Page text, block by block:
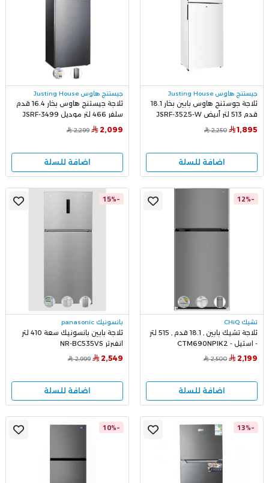
جيستنج هاوس Justing House
ثلاجة جوستنج هاوس بابين بخار 18.1
قدم 513 لتر أبيض JSRF-3525-W
1,895
2,250
اضافة للسلة
جيستنج هاوس Justing House
ثلاجة جيستنج هاوس بخار 16.4 قدم
سلفر 466 لتر موديل JSRF-3499
2,099
2,299
اضافة للسلة
-12%
تشيك CHiQ
ثلاجة تشيك بابين , 18.1 قدم , 515 لتر
- استيل - CTM690NPIK2
2,199
2,500
اضافة للسلة
-15%
بانسونيك panasonic
ثلاجة بابين بانسونيك سعة 410 لتر
انفيرتر NR-BC535VS
2,549
2,999
اضافة للسلة
-13%
-10%